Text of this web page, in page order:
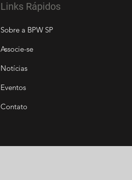
Links Rápidos
Sobre a BPW SP
Associe-se
Notícias
Eventos
Contato